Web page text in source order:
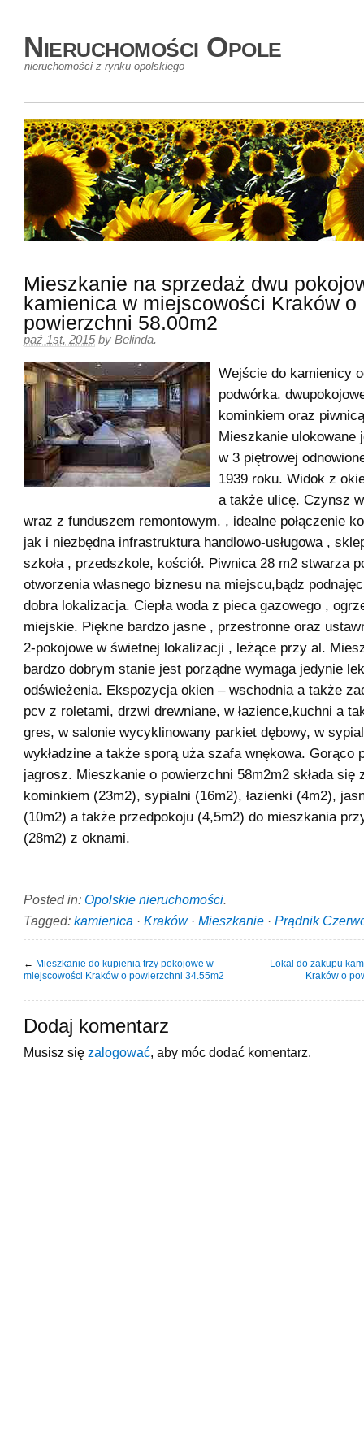
Nieruchomości Opole
nieruchomości z rynku opolskiego
Mieszkanie na sprzedaż dwu
kamienica w miejscowości Kraków o
powierzchni 58.00m2
paź 1st, 2015 by Belinda.
Wejście do kamienicy
podwórka.
kominkiem oraz
Mieszkanie ulokowane
w 3 piętrowej
1939 roku. Widok z
a także ulicę. Czynsz
wraz z funduszem remontowym. , idealne połączenie
jak i niezbędna infrastruktura handlowo-usługowa ,
szkoła , przedszkole, kościół. Piwnica 28 m2 stwarza
otworzenia własnego biznesu na miejscu,bądz
dobra lokalizacja. Ciepła woda z pieca gazowego ,
miejskie. Piękne bardzo jasne , przestronne oraz
2-pokojowe w świetnej lokalizacji , leżące przy al.
bardzo dobrym stanie jest porządne wymaga jedynie
odświeżenia. Ekspozycja okien – wschodnia a także
pcv z roletami, drzwi drewniane, w łazience,kuchni a
gres, w salonie wycyklinowany parkiet dębowy, w
wykładzine a także sporą uża szafa wnękowa. Gorąco
jagrosz. Mieszkanie o powierzchni 58m2m2 składa się
kominkiem (23m2), sypialni (16m2), łazienki (4m2),
(10m2) a także przedpokoju (4,5m2) do mieszkania
(28m2) z oknami.
Posted in: Opolskie nieruchomości.
Tagged: kamienica · Kraków· Mieszkanie · Prądnik
← Mieszkanie do kupienia trzy pokojowe w
miejscowości Kraków o powierzchni 34.55m2
Lokal do zakupu
Kraków o
Dodaj komentarz
Musisz się zalogować , aby móc dodać komentarz.